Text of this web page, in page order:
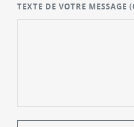
TEXTE DE VOTRE MESSAGE